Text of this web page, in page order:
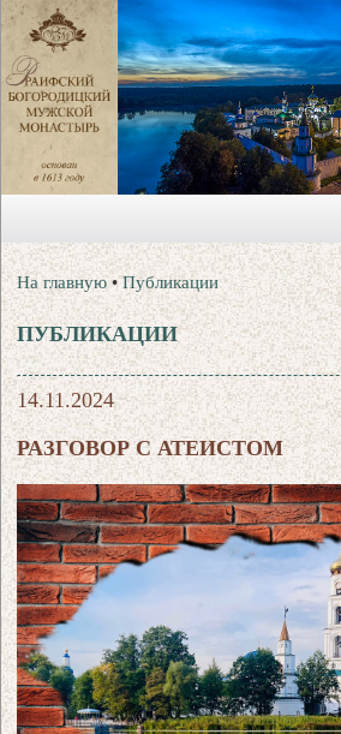
На главную •Публикации
ПУБЛИКАЦИИ
14.11.2024
РАЗГОВОР С АТЕИСТОМ